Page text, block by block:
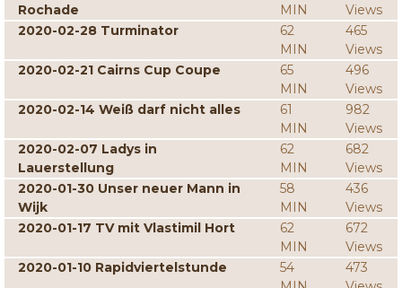
Rochade
MIN
Views
2020-02-28 Turminator
62
MIN
465
Views
2020-02-21 Cairns Cup Coupe
65
MIN
496
Views
2020-02-14 Weiß darf nicht alles
61
MIN
982
Views
2020-02-07 Ladys in
Lauerstellung
62
MIN
682
Views
2020-01-30 Unser neuer Mann in
Wijk
58
MIN
436
Views
2020-01-17 TV mit Vlastimil Hort
62
MIN
672
Views
2020-01-10 Rapidviertelstunde
54
473